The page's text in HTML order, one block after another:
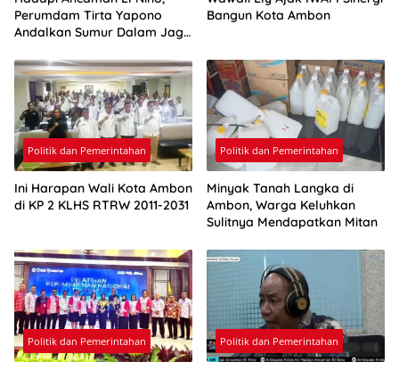
Perumdam Tirta Yapono
Andalkan Sumur Dalam Jaga
Bangun Kota Ambon
Politik dan Pemerintahan
Ini Harapan Wali Kota Ambon
di KP 2 KLHS RTRW 2011-2031
Politik dan Pemerintahan
Minyak Tanah Langka di
Ambon, Warga Keluhkan
Sulitnya Mendapatkan Mitan
Politik dan Pemerintahan Politik dan Pemerintahan